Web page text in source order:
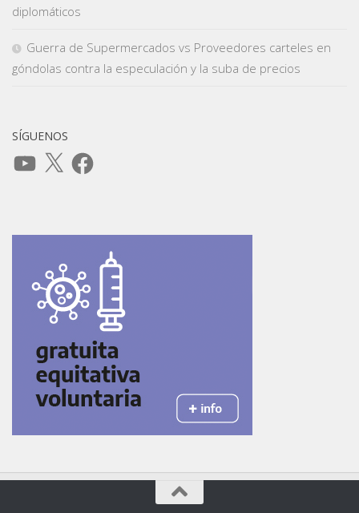
diplomáticos
Guerra de Supermercados vs Proveedores carteles en
góndolas contra la especulación y la suba de precios
SÍGUENOS
YouTube
X Facebook